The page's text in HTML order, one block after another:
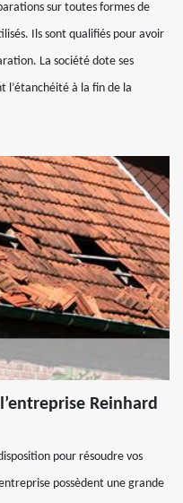
sur toutes formes de
Ils sont qualifiés pour avoir
La société dote ses
l’étanchéité à la fin de la
Reinhard
pour résoudre vos
possèdent une grande